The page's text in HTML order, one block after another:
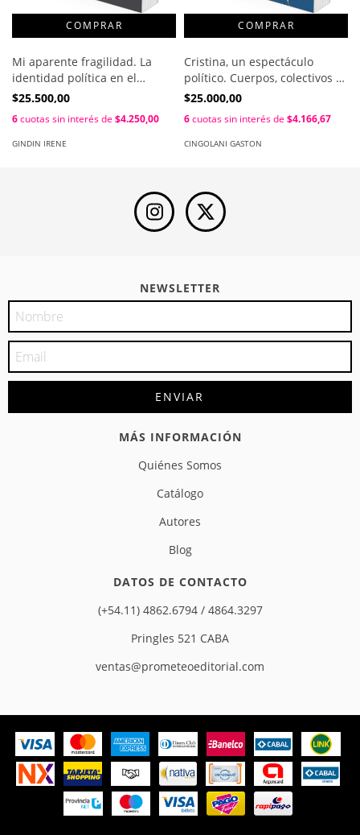
Mi aparente fragilidad. La
identidad política en el
discurso de Cristina
2011 / Irene Lis Gindin
$25.500,00
6cuotas sin interés de $4.250,00
GINDIN IRENE
Cristina, un espectáculo
político. Cuerpos, colectivos y
relatos en la última
Gastón Cingolani ; Mariano
Fernández
$25.000,00
6cuotas sin interés de $4.166,67
CINGOLANI GASTON
NEWSLETTER
MÁS INFORMACIÓN
Quiénes Somos
Catálogo
Autores
Blog
DATOS DE CONTACTO
(+54.11) 4862.6794 / 4864.3297
Pringles 521 CABA
ventas@prometeoeditorial.com